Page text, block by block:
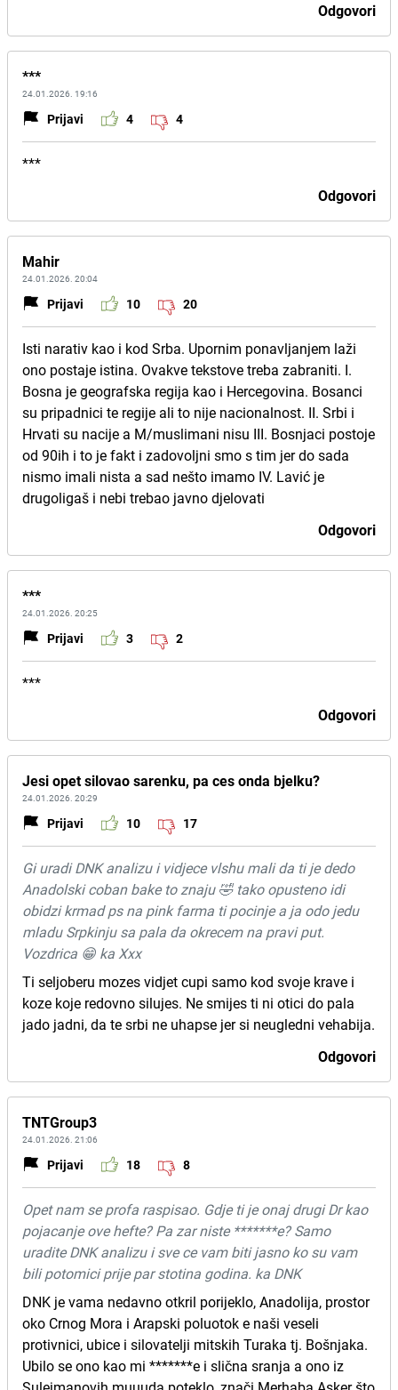
Odgovori
***
24.01.2026. 19:16
Prijavi 4 4
***
Odgovori
Mahir
24.01.2026. 20:04
Prijavi 10 20
Isti narativ kao i kod Srba. Upornim ponavljanjem laži
ono postaje istina. Ovakve tekstove treba zabraniti. I.
Bosna je geografska regija kao i Hercegovina. Bosanci
su pripadnici te regije ali to nije nacionalnost. II. Srbi i
Hrvati su nacije a M/muslimani nisu III. Bosnjaci postoje
od 90ih i to je fakt i zadovoljni smo s tim jer do sada
nismo imali nista a sad nešto imamo IV. Lavić je
drugoligaš i nebi trebao javno djelovati
Odgovori
***
24.01.2026. 20:25
Prijavi 3 2
***
Odgovori
Jesi opet silovao sarenku, pa ces onda bjelku?
24.01.2026. 20:29
Prijavi 10 17
Gi uradi DNK analizu i vidjece vlshu mali da ti je dedo
Anadolski coban bake to znaju 🤣 tako opusteno idi
obidzi krmad ps na pink farma ti pocinje a ja odo jedu
mladu Srpkinju sa pala da okrecem na pravi put.
Vozdrica 😁 ka Xxx
Ti seljoberu mozes vidjet cupi samo kod svoje krave i
koze koje redovno silujes. Ne smijes ti ni otici do pala
jado jadni, da te srbi ne uhapse jer si neugledni vehabija.
Odgovori
TNTGroup3
24.01.2026. 21:06
Prijavi 18 8
Opet nam se profa raspisao. Gdje ti je onaj drugi Dr kao
pojacanje ove hefte? Pa zar niste *******e? Samo
uradite DNK analizu i sve ce vam biti jasno ko su vam
bili potomici prije par stotina godina. ka DNK
DNK je vama nedavno otkril porijeklo, Anadolija, prostor
oko Crnog Mora i Arapski poluotok e naši veseli
protivnici, ubice i silovatelji mitskih Turaka tj. Bošnjaka.
Ubilo se ono kao mi *******e i slična sranja a ono iz